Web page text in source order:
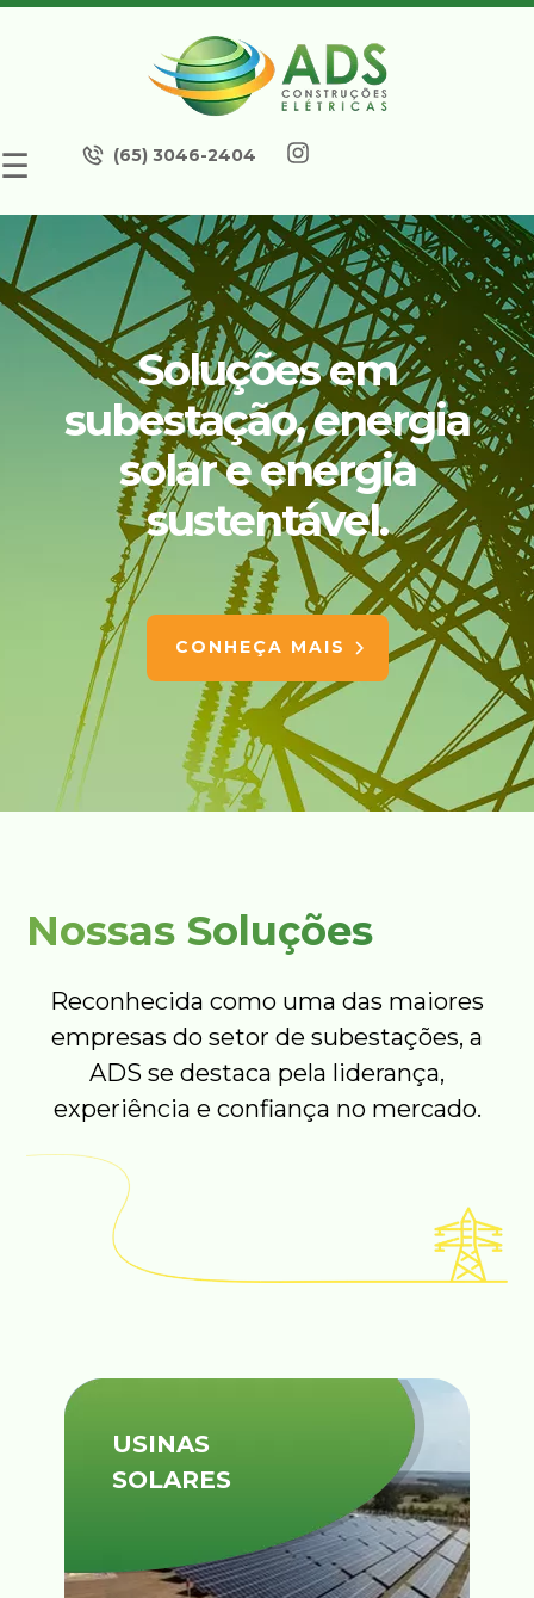
☰ (65) 3046-2404
Soluções em
subestação, energia
solar e energia
sustentável.
CONHEÇA MAIS
Nossas Soluções
Reconhecida como uma das maiores
empresas do setor de subestações, a
ADS se destaca pela liderança,
experiência e confiança no mercado.
USINAS
SOLARES